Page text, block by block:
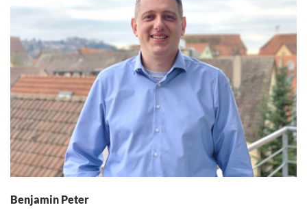
Benjamin Peter